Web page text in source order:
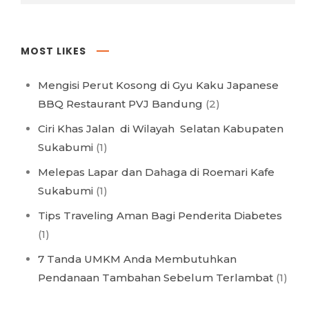
MOST LIKES
Mengisi Perut Kosong di Gyu Kaku Japanese
BBQ Restaurant PVJ Bandung (2)
Ciri Khas Jalan di Wilayah Selatan Kabupaten
Sukabumi (1)
Melepas Lapar dan Dahaga di Roemari Kafe
Sukabumi (1)
Tips Traveling Aman Bagi Penderita Diabetes
(1)
7 Tanda UMKM Anda Membutuhkan
Pendanaan Tambahan Sebelum Terlambat (1)